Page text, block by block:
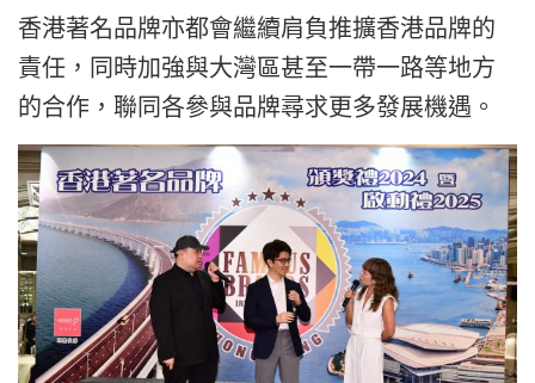
香港著名品牌亦都會繼續肩負推擴香港品牌的
責任，同時加強與大灣區甚至一帶一路等地方
的合作，聯同各參與品牌尋求更多發展機遇。